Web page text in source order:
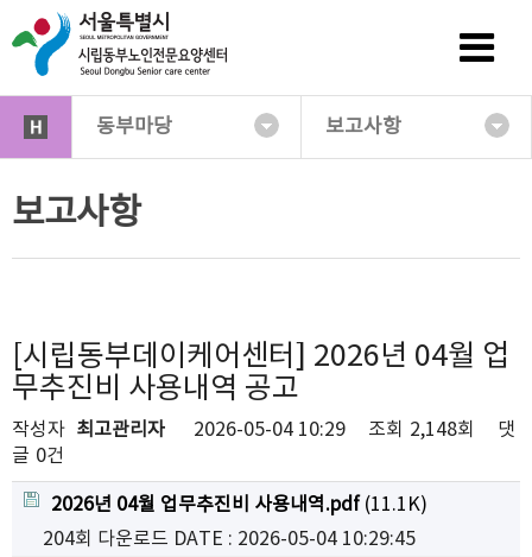
동부마당 보고사항
보고사항
[시립동부데이케어센터] 2026년 04월 업
무추진비 사용내역 공고
작성자 최고관리자 2026-05-04 10:29 조회 2,148회
댓
글 0건
2026년 04월 업무추진비 사용내역.pdf (11.1K)
204회 다운로드 DATE : 2026-05-04 10:29:45